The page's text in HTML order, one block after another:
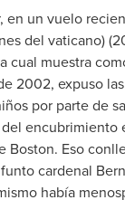
en un vuelo
del vaticano)
cual muestra
2002, expuso
por parte de
encubrimiento
Boston. Eso
cardenal
había